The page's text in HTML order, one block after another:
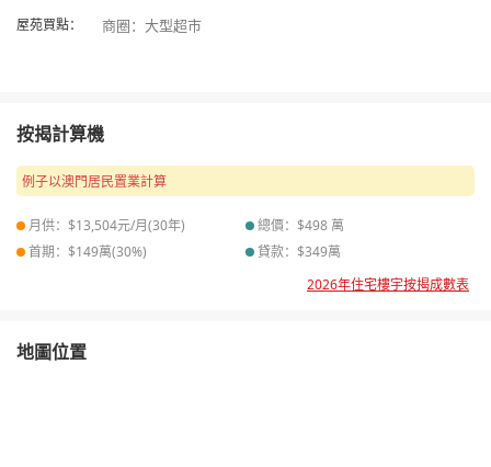
屋苑買點：
按揭計算機
例子以澳門居民置業計算
月供：$13,504元/月(30年) 總價：$498 萬
首期：$149萬(30%) 貸款：$349萬
2026年住宅樓宇按揭成數表
地圖位置